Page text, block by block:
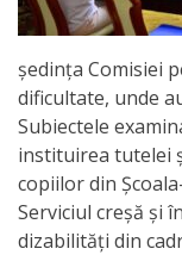
Planuri
de
activitate
Proiecte
ședința Comisiei
dificultate, unde
Subiectele
instituirea tutelei
copiilor din
Serviciul creșă și
dizabilităţi din